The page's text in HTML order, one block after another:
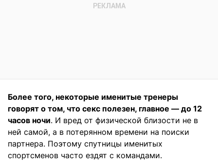
Более того, некоторые именитые тренеры
говорят о том, что секс полезен, главное — до 12
часов ночи. И вред от физической близости не в
ней самой, а в потерянном времени на поиски
партнера. Поэтому спутницы именитых
спортсменов часто ездят с командами.